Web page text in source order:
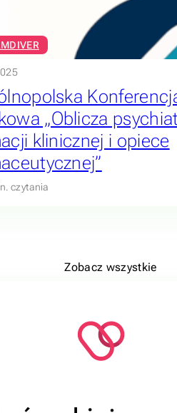
„Oblicza
klinicznej i opiece
czytania
Zobacz wszystkie